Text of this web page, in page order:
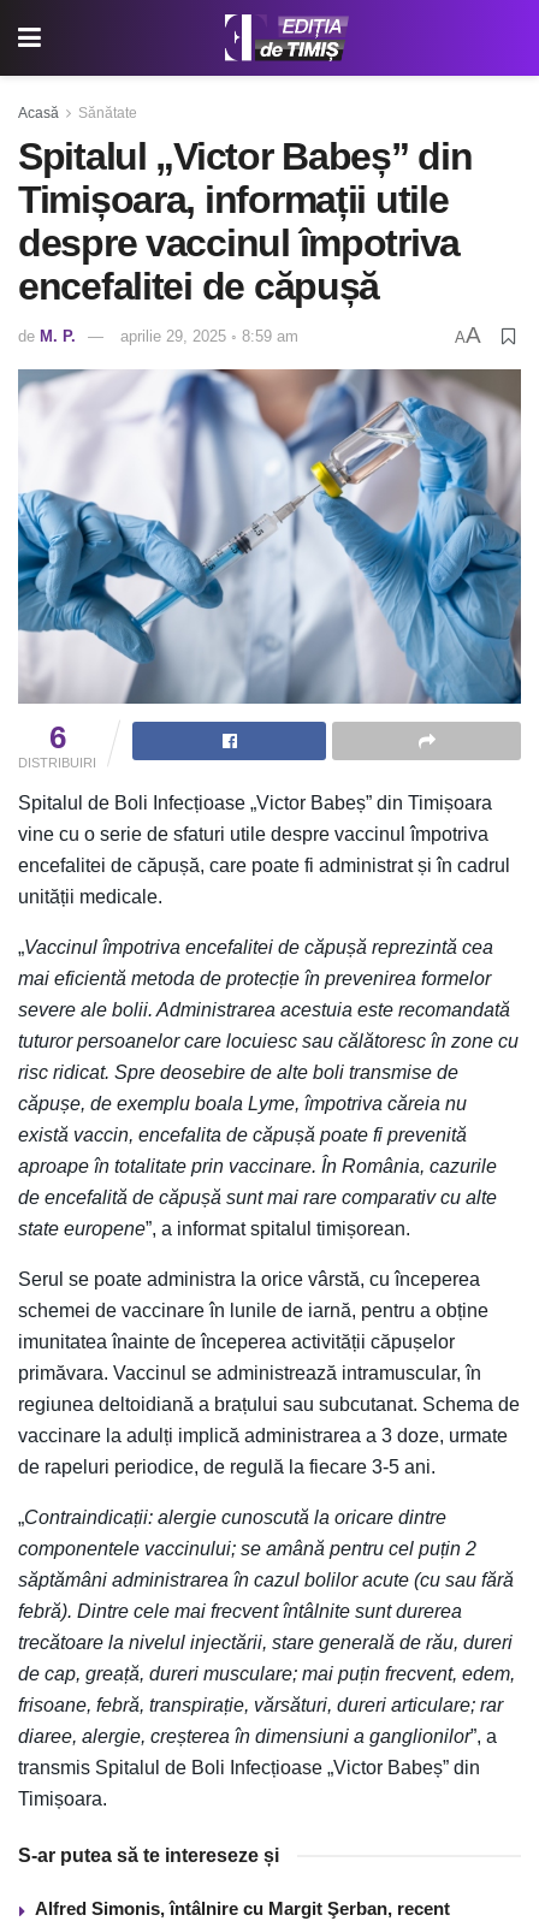
Acasă Sănătate
Spitalul „Victor Babeș” din
Timișoara, informații utile
despre vaccinul împotriva
encefalitei de căpușă
de M. P. aprilie 29, 2025 ◦ 8:59 am AA
6
DISTRIBUIRI
Spitalul de Boli Infecțioase „Victor Babeș” din Timișoara
vine cu o serie de sfaturi utile despre vaccinul împotriva
encefalitei de căpușă, care poate fi administrat și în cadrul
unității medicale.
„Vaccinul împotriva encefalitei de căpușă reprezintă cea
mai eficientă metoda de protecție în prevenirea formelor
severe ale bolii. Administrarea acestuia este recomandată
tuturor persoanelor care locuiesc sau călătoresc în zone cu
risc ridicat. Spre deosebire de alte boli transmise de
căpușe, de exemplu boala Lyme, împotriva căreia nu
există vaccin, encefalita de căpușă poate fi prevenită
aproape în totalitate prin vaccinare. În România, cazurile
de encefalită de căpușă sunt mai rare comparativ cu alte
state europene”, a informat spitalul timișorean.
Serul se poate administra la orice vârstă, cu începerea
schemei de vaccinare în lunile de iarnă, pentru a obține
imunitatea înainte de începerea activității căpușelor
primăvara. Vaccinul se administrează intramuscular, în
regiunea deltoidiană a brațului sau subcutanat. Schema de
vaccinare la adulți implică administrarea a 3 doze, urmate
de rapeluri periodice, de regulă la fiecare 3-5 ani.
„Contraindicații: alergie cunoscută la oricare dintre
componentele vaccinului; se amână pentru cel puțin 2
săptămâni administrarea în cazul bolilor acute (cu sau fără
febră). Dintre cele mai frecvent întâlnite sunt durerea
trecătoare la nivelul injectării, stare generală de rău, dureri
de cap, greață, dureri musculare; mai puțin frecvent, edem,
frisoane, febră, transpirație, vărsături, dureri articulare; rar
diaree, alergie, creșterea în dimensiuni a ganglionilor”, a
transmis Spitalul de Boli Infecțioase „Victor Babeș” din
Timișoara.
S-ar putea să te intereseze și
Alfred Simonis, întâlnire cu Margit Şerban, recent